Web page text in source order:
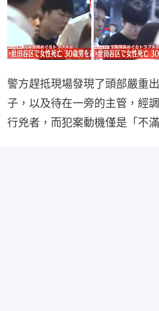
警方趕抵現場發現了頭部嚴重
子，以及待在一旁的主管，經
行兇者，而犯案動機僅是「不